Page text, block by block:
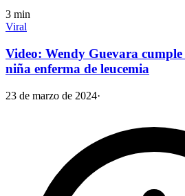
3 min
Viral
Video: Wendy Guevara cumple
niña enferma de leucemia
23 de marzo de 2024·